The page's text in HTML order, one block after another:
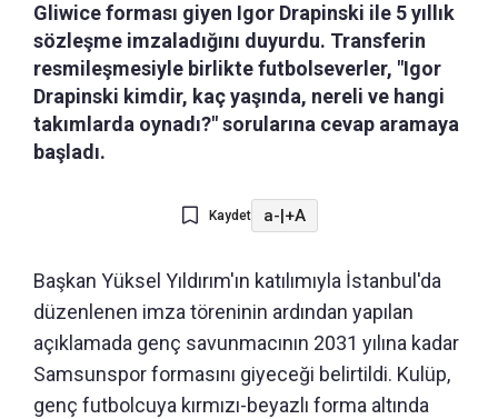
Gliwice forması giyen Igor Drapinski ile 5 yıllık
sözleşme imzaladığını duyurdu. Transferin
resmileşmesiyle birlikte futbolseverler, "Igor
Drapinski kimdir, kaç yaşında, nereli ve hangi
takımlarda oynadı?" sorularına cevap aramaya
başladı.
Kaydet a-|+A
Başkan Yüksel Yıldırım'ın katılımıyla İstanbul'da
düzenlenen imza töreninin ardından yapılan
açıklamada genç savunmacının 2031 yılına kadar
Samsunspor formasını giyeceği belirtildi. Kulüp,
genç futbolcuya kırmızı-beyazlı forma altında